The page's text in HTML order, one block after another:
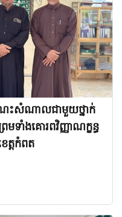
ះសំណាលជាមួយថ្នាក់
មទាំង​គោរព​វិញ្ញាណក្ខន្ធ​
ត​កំពត​